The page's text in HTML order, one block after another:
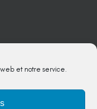
web et notre service.